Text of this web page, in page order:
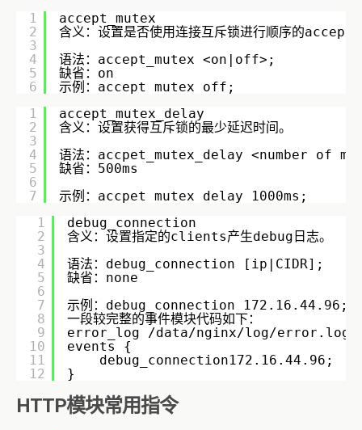
1
2
3
4
5
6
accept_mutex
含义：设置是否使用连接互斥锁进行顺序的
语法：accept_mutex <on|off>;
缺省：on
示例：accept_mutex off;
1
2
3
4
5
6
7
accept_mutex_delay
含义：设置获得互斥锁的最少延迟时间。
语法：accpet_mutex_delay
缺省：500ms
示例：accpet_mutex_delay 1000ms;
1
2
3
4
5
6
7
8
9
10
11
12
debug_connection
含义：设置指定的clients产生debug
语法：debug_connection [ip|CIDR];
缺省：none
示例：debug_connection
一段较完整的事件模块代码如下：
error_log /data/nginx/log/error.log;
events {
}
HTTP模块常用指令